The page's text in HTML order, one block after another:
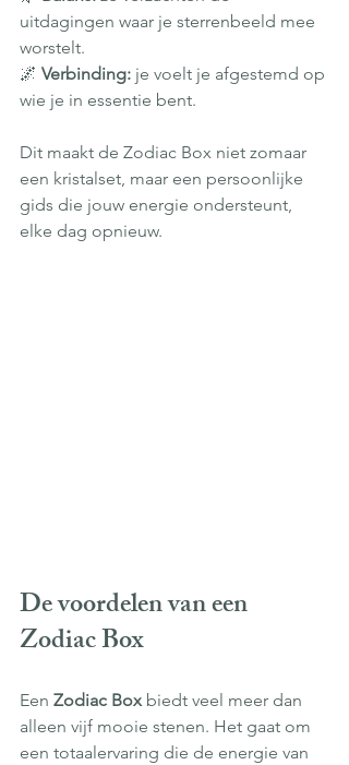
uitdagingen waar je sterrenbeeld mee
worstelt.
🌌 Verbinding: je voelt je afgestemd op
wie je in essentie bent.
Dit maakt de Zodiac Box niet zomaar
een kristalset, maar een persoonlijke
gids die jouw energie ondersteunt,
elke dag opnieuw.
De voordelen van een
Zodiac Box
Een Zodiac Box biedt veel meer dan
alleen vijf mooie stenen. Het gaat om
een totaalervaring die de energie van